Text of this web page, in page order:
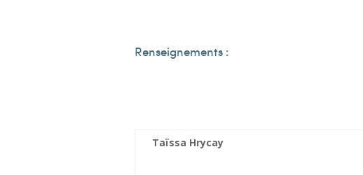
Renseignements :
Taïssa Hrycay